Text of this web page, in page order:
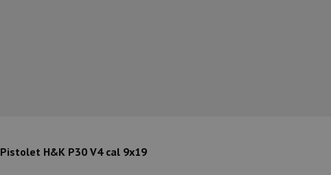
Pistolet H&K P30 V4 cal 9x19